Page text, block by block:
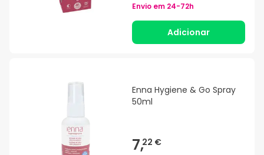
Envio em 24-72h
Adicionar
Enna Hygiene & Go Spray
50ml
7,22 €